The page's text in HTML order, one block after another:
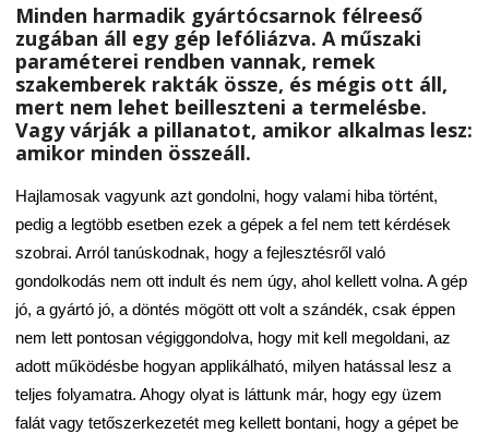
Minden harmadik gyártócsarnok félreeső
zugában áll egy gép lefóliázva. A műszaki
paraméterei rendben vannak, remek
szakemberek rakták össze, és mégis ott áll,
mert nem lehet beilleszteni a termelésbe.
Vagy várják a pillanatot, amikor alkalmas lesz:
amikor minden összeáll.
Hajlamosak vagyunk azt gondolni, hogy valami hiba történt,
pedig a legtöbb esetben ezek a gépek a fel nem tett kérdések
szobrai. Arról tanúskodnak, hogy a fejlesztésről való
gondolkodás nem ott indult és nem úgy, ahol kellett volna. A gép
jó, a gyártó jó, a döntés mögött ott volt a szándék, csak éppen
nem lett pontosan végiggondolva, hogy mit kell megoldani, az
adott működésbe hogyan applikálható, milyen hatással lesz a
teljes folyamatra. Ahogy olyat is láttunk már, hogy egy üzem
falát vagy tetőszerkezetét meg kellett bontani, hogy a gépet be